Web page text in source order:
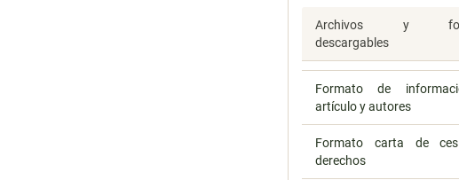
Archivos y
descargables
Formato de
artículo y autores
Formato carta de
derechos